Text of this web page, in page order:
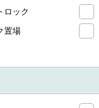
ロック
置場